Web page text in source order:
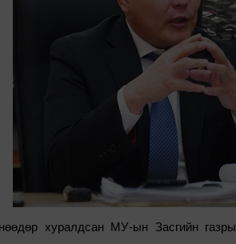
хуралдсан МУ-ын Засгийн